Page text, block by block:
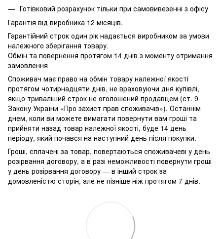
Готівковий розрахунок тільки при самовивезенні з офісу
Гарантія від виробника 12 місяців.
Гарантійний строк один рік надається виробником за умови
належного зберігання товару.
Обмін та повернення протягом 14 днів з моменту отримання
замовлення
Споживач має право на обмін товару належної якості
протягом чотирнадцяти днів, не враховуючи дня купівлі,
якщо триваліший строк не оголошений продавцем (ст. 9
Закону України «Про захист прав споживачів»). Останнім
днем, коли ви можете вимагати повернути вам гроші та
прийняти назад товар належної якості, буде 14 день
періоду, який почався на наступний день після покупки.
Гроші, сплачені за товар, повертаються споживачеві у день
розірвання договору, а в разі неможливості повернути гроші
у день розірвання договору — в інший строк за
домовленістю сторін, але не пізніше ніж протягом 7 днів.